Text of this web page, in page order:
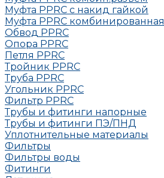
Муфта PPRC с накид гайкой
Муфта РРRC комбинированная
Обвод РРRC
Опора РРRC
Петля РРRC
Тройник РРRC
Труба РРRC
Угольник РРRC
Фильтр PPRC
Трубы и фитинги напорные
Трубы и фитинги ПЭ/ПНД
Уплотнительные материалы
Фильтры
Фильтры воды
Фитинги